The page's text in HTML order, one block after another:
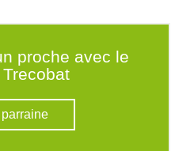
proche avec le